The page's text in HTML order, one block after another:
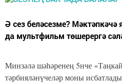
Ә сез беләсезме? Мәктәпкәчә
да мультфильм төшерергә
Минзәлә шәһәренең 5нче
тәрбияләнүчеләр моны